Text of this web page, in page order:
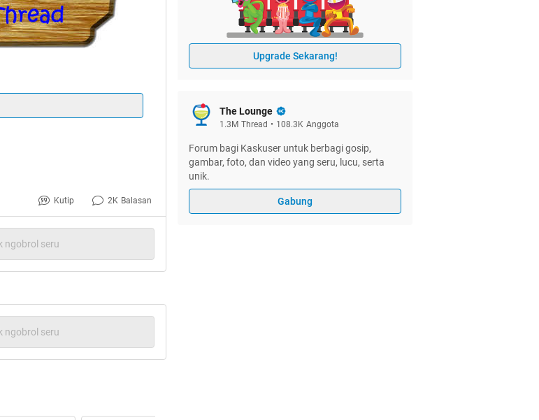
Opicer
dari Bollywood sudah
juga mengakui dan sama
Mungkin karena
penting untuk ditonton. Ya
Film Bollywood yang gak
Kutip 2K Balasan
ngobrol seru
ngobrol seru
Upgrade Sekarang!
The Lounge
1.3M Thread • 108.3K Anggota
Forum bagi Kaskuser untuk berbagi gosip,
gambar, foto, dan video yang seru, lucu, serta
unik.
Gabung